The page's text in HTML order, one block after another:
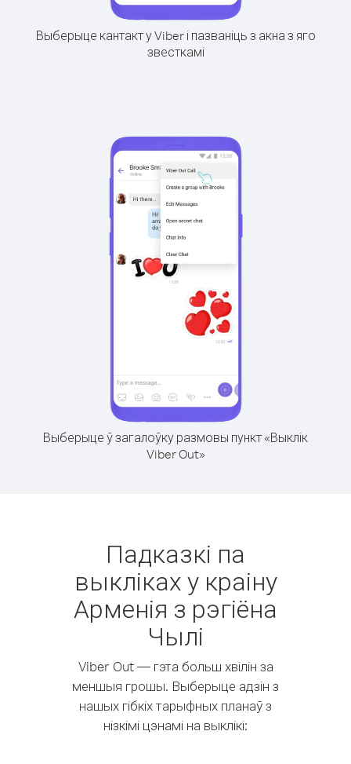
Выберыце кантакт у Viber і пазваніць з акна з яго
звесткамі
Выберыце ў загалоўку размовы пункт «Выклік
Viber Out»
Падказкі па
выкліках у краіну
Арменія з рэгіёна
Чылі
Viber Out — гэта больш хвілін за
меншыя грошы. Выберыце адзін з
нашых гібкіх тарыфных планаў з
нізкімі цэнамі на выклікі: